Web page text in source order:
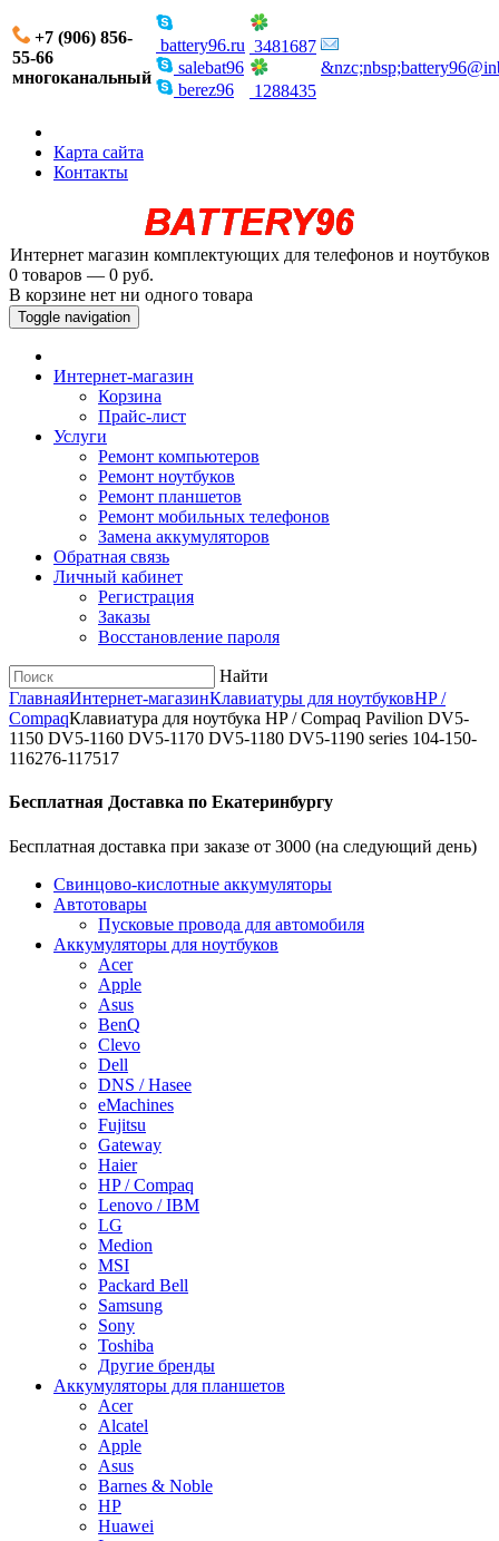
+7 (906) 856-
55-66
многоканальный
battery96.ru
salebat96
berez96
3481687
1288435
Карта сайта
Контакты
Интернет магазин комплектующих для телефонов и ноутбуков
0 товаров — 0 руб.
В корзине нет ни одного товара
Toggle navigation
Интернет-магазин
Корзина
Прайс-лист
Услуги
Ремонт компьютеров
Ремонт ноутбуков
Ремонт планшетов
Ремонт мобильных телефонов
Замена аккумуляторов
Обратная связь
Личный кабинет
Регистрация
Заказы
Восстановление пароля
Найти
ГлавнаяИнтернет-магазинКлавиатуры для ноутбуковHP /
CompaqКлавиатура для ноутбука HP / Compaq Pavilion DV5-
1150 DV5-1160 DV5-1170 DV5-1180 DV5-1190 series 104-150-
116276-117517
Бесплатная Доставка по Екатеринбургу
Бесплатная доставка при заказе от 3000 (на следующий день)
Cвинцово-кислотные аккумуляторы
Автотовары
Пусковые провода для автомобиля
Аккумуляторы для ноутбуков
Acer
Apple
Asus
BenQ
Clevo
Dell
DNS / Hasee
eMachines
Fujitsu
Gateway
Haier
HP / Compaq
Lenovo / IBM
LG
Medion
MSI
Packard Bell
Samsung
Sony
Toshiba
Другие бренды
Аккумуляторы для планшетов
Acer
Alcatel
Apple
Asus
Barnes & Noble
HP
Huawei